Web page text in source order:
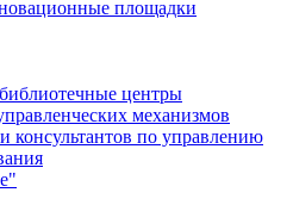
площадки
центры
механизмов
консультантов по управлению